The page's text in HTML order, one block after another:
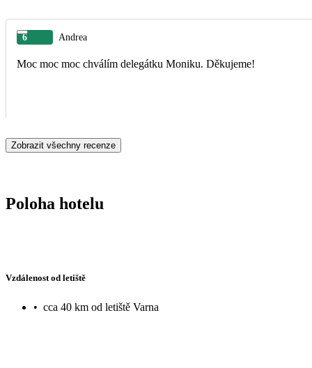
6 Andrea
Moc moc moc chválím delegátku Moniku. Děkujeme!
Zobrazit všechny recenze
Poloha hotelu
Vzdálenost od letiště
• cca 40 km od letiště Varna